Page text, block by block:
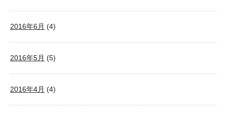
2016年6月 (4)
2016年5月 (5)
2016年4月 (4)